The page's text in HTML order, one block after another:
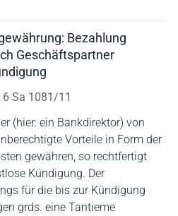
Bezahlung
Geschäftspartner
Sa 1081/11
(hier: ein Bankdirektor) von
Vorteile in Form der
gewähren, so rechtfertigt
Kündigung. Der
für die bis zur Kündigung
grds. eine Tantieme